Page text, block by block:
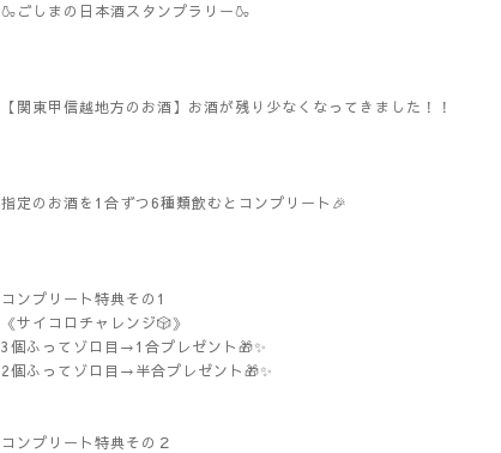
🍶ごしまの日本酒スタンプラリー🍶
【関東甲信越地方のお酒】お酒が残り少なくなってきました！！
指定のお酒を1合ずつ6種類飲むとコンプリート🎉
コンプリート特典その1
《サイコロチャレンジ🎲》
3個ふってゾロ目→1合プレゼント🎁✨
2個ふってゾロ目→半合プレゼント🎁✨
コンプリート特典その２